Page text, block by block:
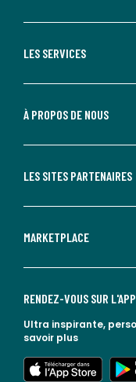
LES SERVICES
À PROPOS DE NOUS
LES SITES PARTENAIRES
MARKETPLACE
RENDEZ-VOUS SUR L'APP
Ultra inspirante,
savoir plus
lien vers l'app store
lien vers google play